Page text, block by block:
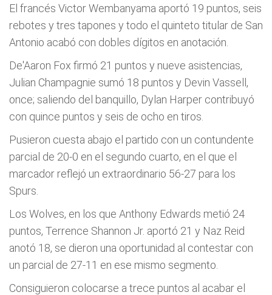
El francés Victor Wembanyama aportó 19 puntos, seis
rebotes y tres tapones y todo el quinteto titular de San
Antonio acabó con dobles dígitos en anotación.
De'Aaron Fox firmó 21 puntos y nueve asistencias,
Julian Champagnie sumó 18 puntos y Devin Vassell,
once; saliendo del banquillo, Dylan Harper contribuyó
con quince puntos y seis de ocho en tiros.
Pusieron cuesta abajo el partido con un contundente
parcial de 20-0 en el segundo cuarto, en el que el
marcador reflejó un extraordinario 56-27 para los
Spurs.
Los Wolves, en los que Anthony Edwards metió 24
puntos, Terrence Shannon Jr. aportó 21 y Naz Reid
anotó 18, se dieron una oportunidad al contestar con
un parcial de 27-11 en ese mismo segmento.
Consiguieron colocarse a trece puntos al acabar el